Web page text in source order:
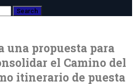
una propuesta para
el Camino del
itinerario de puesta